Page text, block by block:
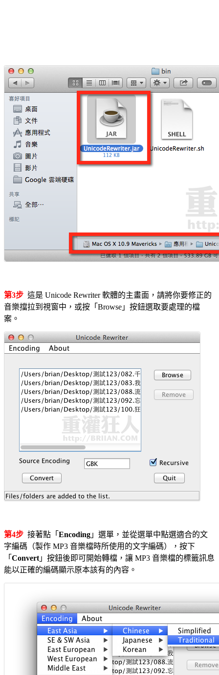
第3步 這是 Unicode Rewriter 軟體的主畫面，請將你要修正的
音樂擋拉到視窗中，或按「Browse」按鈕選取要處理的檔
案。
第4步 接著點「 Encoding 」選單，並從選單中點選適合的文
字編碼（製作 MP3 音樂檔時所使用的文字編碼），按下
「 Convert」按鈕後即可開始轉檔，讓 MP3 音樂檔的標籤訊息
能以正確的編碼顯示原本該有的內容。